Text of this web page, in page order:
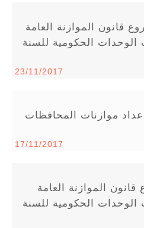
قانون الموازنة العامة
الحكومية للسنة
23/11/2017
موازنات المحافظات
17/11/2017
الموازنة العامة
الحكومية للسنة